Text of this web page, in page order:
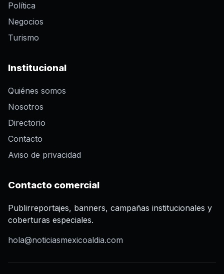
Política
Negocios
Turismo
Institucional
Quiénes somos
Nosotros
Directorio
Contacto
Aviso de privacidad
Contacto comercial
Publirreportajes, banners, campañas institucionales y
coberturas especiales.
hola@noticiasmexicoaldia.com